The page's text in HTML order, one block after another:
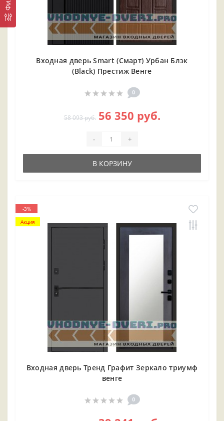
Входная дверь Smart (Смарт) Урбан Блэк
(Black) Престиж Венге
0
58 093 руб. 56 350 руб.
- +
В КОРЗИНУ
-3%
Акция
Входная дверь Тренд Графит Зеркало триумф
венге
0